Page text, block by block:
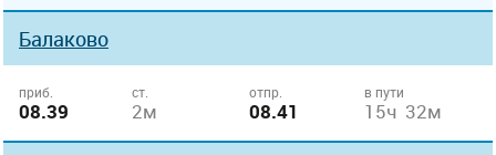
Балаково
приб.
08.39
ст.
2м
отпр.
08.41
в пути
15ч 32м